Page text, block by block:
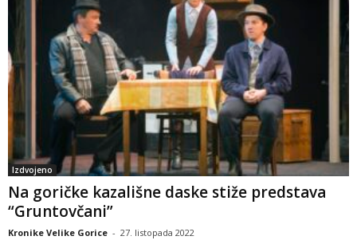
Izdvojeno
Na goričke kazališne daske stiže predstava
“Gruntovčani”
Kronike Velike Gorice - 27. listopada 2022